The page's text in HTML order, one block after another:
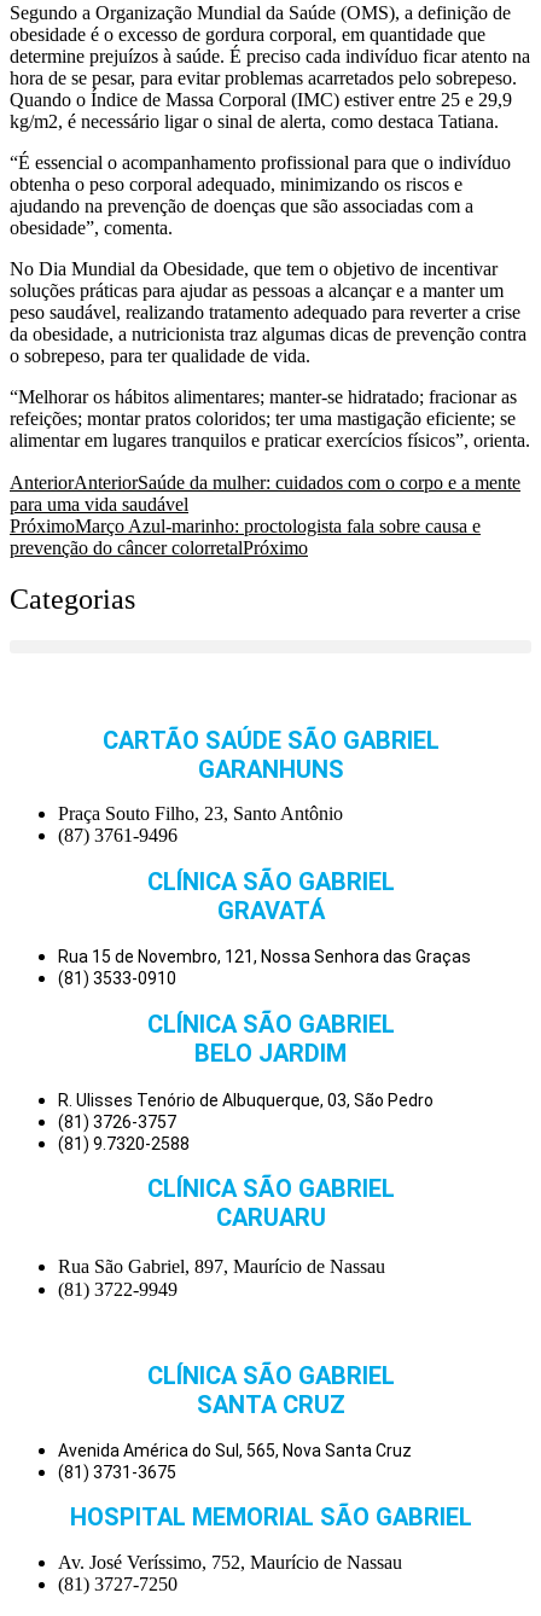
Segundo a Organização Mundial da Saúde (OMS), a definição de
obesidade é o excesso de gordura corporal, em quantidade que
determine prejuízos à saúde. É preciso cada indivíduo ficar atento na
hora de se pesar, para evitar problemas acarretados pelo sobrepeso.
Quando o Índice de Massa Corporal (IMC) estiver entre 25 e 29,9
kg/m2, é necessário ligar o sinal de alerta, como destaca Tatiana.
“É essencial o acompanhamento profissional para que o indivíduo
obtenha o peso corporal adequado, minimizando os riscos e
ajudando na prevenção de doenças que são associadas com a
obesidade”, comenta.
No Dia Mundial da Obesidade, que tem o objetivo de incentivar
soluções práticas para ajudar as pessoas a alcançar e a manter um
peso saudável, realizando tratamento adequado para reverter a crise
da obesidade, a nutricionista traz algumas dicas de prevenção contra
o sobrepeso, para ter qualidade de vida.
“Melhorar os hábitos alimentares; manter-se hidratado; fracionar as
refeições; montar pratos coloridos; ter uma mastigação eficiente; se
alimentar em lugares tranquilos e praticar exercícios físicos”, orienta.
AnteriorAnteriorSaúde da mulher: cuidados com o corpo e a mente
para uma vida saudável
PróximoMarço Azul-marinho: proctologista fala sobre causa e
prevenção do câncer colorretalPróximo
Categorias
CARTÃO SAÚDE SÃO GABRIEL
GARANHUNS
Praça Souto Filho, 23, Santo Antônio
(87) 3761-9496
CLÍNICA SÃO GABRIEL
GRAVATÁ
Rua 15 de Novembro, 121, Nossa Senhora das Graças
(81) 3533-0910
CLÍNICA SÃO GABRIEL
BELO JARDIM
R. Ulisses Tenório de Albuquerque, 03, São Pedro
(81) 3726-3757
(81) 9.7320-2588
CLÍNICA SÃO GABRIEL
CARUARU
Rua São Gabriel, 897, Maurício de Nassau
(81) 3722-9949
CLÍNICA SÃO GABRIEL
SANTA CRUZ
Avenida América do Sul, 565, Nova Santa Cruz
(81) 3731-3675
HOSPITAL MEMORIAL SÃO GABRIEL
Av. José Veríssimo, 752, Maurício de Nassau
(81) 3727-7250